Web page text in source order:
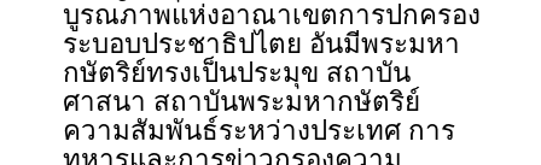
บูรณภาพแห่งอาณาเขตการปกครอง
ระบอบประชาธิปไตย อันมีพระมหา
กษัตริย์ทรงเป็นประมุข สถาบัน
ศาสนา สถาบันพระมหากษัตริย์
ความสัมพันธ์ระหว่างประเทศ การ